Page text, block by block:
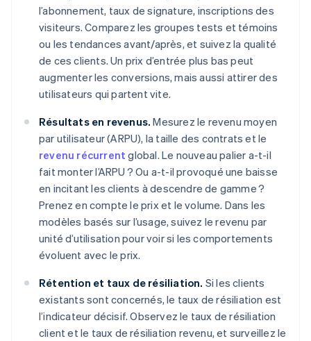
l’abonnement, taux de signature, inscriptions des
visiteurs. Comparez les groupes tests et témoins
ou les tendances avant/après, et suivez la qualité
de ces clients. Un prix d’entrée plus bas peut
augmenter les conversions, mais aussi attirer des
utilisateurs qui partent vite.
Résultats en revenus. Mesurez le revenu moyen
par utilisateur (ARPU), la taille des contrats et le
revenu récurrent global. Le nouveau palier a-t-il
fait monter l’ARPU ? Ou a-t-il provoqué une baisse
en incitant les clients à descendre de gamme ?
Prenez en compte le prix et le volume. Dans les
modèles basés sur l’usage, suivez le revenu par
unité d’utilisation pour voir si les comportements
évoluent avec le prix.
Rétention et taux de résiliation. Si les clients
existants sont concernés, le taux de résiliation est
l’indicateur décisif. Observez le taux de résiliation
client et le taux de résiliation revenu, et surveillez le